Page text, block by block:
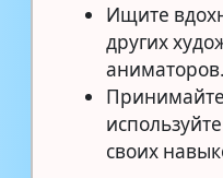
Ищите
других
аниматоров.
своих